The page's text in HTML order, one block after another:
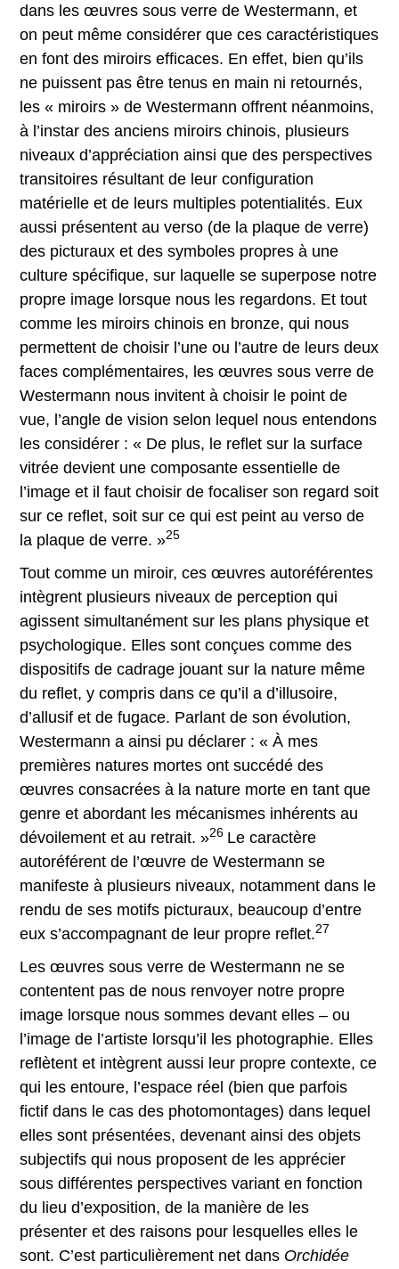
dans les œuvres sous verre de Westermann, et
on peut même considérer que ces caractéristiques
en font des miroirs efficaces. En effet, bien qu’ils
ne puissent pas être tenus en main ni retournés,
les « miroirs » de Westermann offrent néanmoins,
à l’instar des anciens miroirs chinois, plusieurs
niveaux d’appréciation ainsi que des perspectives
transitoires résultant de leur configuration
matérielle et de leurs multiples potentialités. Eux
aussi présentent au verso (de la plaque de verre)
des picturaux et des symboles propres à une
culture spécifique, sur laquelle se superpose notre
propre image lorsque nous les regardons. Et tout
comme les miroirs chinois en bronze, qui nous
permettent de choisir l’une ou l’autre de leurs deux
faces complémentaires, les œuvres sous verre de
Westermann nous invitent à choisir le point de
vue, l’angle de vision selon lequel nous entendons
les considérer : « De plus, le reflet sur la surface
vitrée devient une composante essentielle de
l’image et il faut choisir de focaliser son regard soit
sur ce reflet, soit sur ce qui est peint au verso de
la plaque de verre. »25
Tout comme un miroir, ces œuvres autoréférentes
intègrent plusieurs niveaux de perception qui
agissent simultanément sur les plans physique et
psychologique. Elles sont conçues comme des
dispositifs de cadrage jouant sur la nature même
du reflet, y compris dans ce qu’il a d’illusoire,
d’allusif et de fugace. Parlant de son évolution,
Westermann a ainsi pu déclarer : « À mes
premières natures mortes ont succédé des
œuvres consacrées à la nature morte en tant que
genre et abordant les mécanismes inhérents au
dévoilement et au retrait. »26 Le caractère
autoréférent de l’œuvre de Westermann se
manifeste à plusieurs niveaux, notamment dans le
rendu de ses motifs picturaux, beaucoup d’entre
eux s’accompagnant de leur propre reflet.27
Les œuvres sous verre de Westermann ne se
contentent pas de nous renvoyer notre propre
image lorsque nous sommes devant elles – ou
l’image de l’artiste lorsqu’il les photographie. Elles
reflètent et intègrent aussi leur propre contexte, ce
qui les entoure, l’espace réel (bien que parfois
fictif dans le cas des photomontages) dans lequel
elles sont présentées, devenant ainsi des objets
subjectifs qui nous proposent de les apprécier
sous différentes perspectives variant en fonction
du lieu d’exposition, de la manière de les
présenter et des raisons pour lesquelles elles le
sont. C’est particulièrement net dans Orchidée